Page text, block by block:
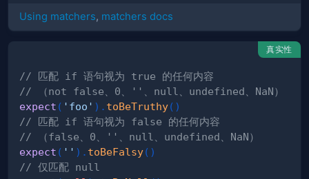
Using matchers, matchers docs
真实性
// 匹配 if 语句视为 true 的任何内容
// （not false、0、''、null、undefined、NaN）
expect ( 'foo' ) . toBeTruthy( )
// 匹配 if 语句视为 false 的任何内容
// （false、0、''、null、undefined、NaN）
expect ( '' ) . toBeFalsy( )
// 仅匹配 null